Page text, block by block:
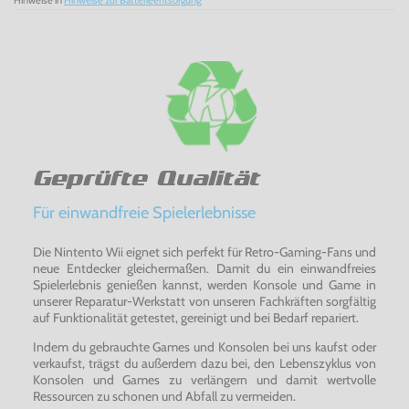
Geprüfte Qualität
Für einwandfreie Spielerlebnisse
Die Nintento Wii eignet sich perfekt für Retro-Gaming-Fans und
neue Entdecker gleichermaßen. Damit du ein einwandfreies
Spielerlebnis genießen kannst, werden Konsole und Game in
unserer Reparatur-Werkstatt von unseren Fachkräften sorgfältig
auf Funktionalität getestet, gereinigt und bei Bedarf repariert.
Indem du gebrauchte Games und Konsolen bei uns kaufst oder
verkaufst, trägst du außerdem dazu bei, den Lebenszyklus von
Konsolen und Games zu verlängern und damit wertvolle
Ressourcen zu schonen und Abfall zu vermeiden.